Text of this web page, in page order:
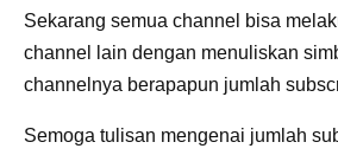
Sekarang semua channel bisa
channel lain dengan menuliskan
channelnya berapapun jumlah
Semoga tulisan mengenai jumlah